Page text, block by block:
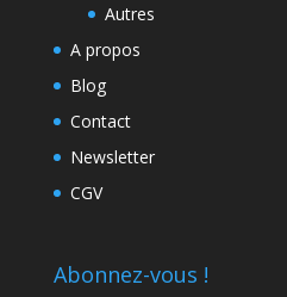
Autres
A propos
Blog
Contact
Newsletter
CGV
Abonnez-vous !